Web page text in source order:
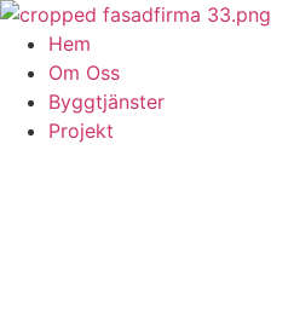
Skip
content
Hem
Om Oss
Byggtjänster
Projekt